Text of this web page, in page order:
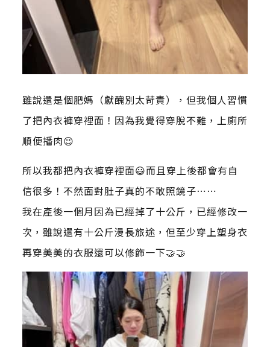
雖說還是個肥媽（獻醜別太苛責），但我個人習慣
了把內衣褲穿裡面！因為我覺得穿脫不難，上廁所
順便播肉😉
所以我都把內衣褲穿裡面😃而且穿上後都會有自
信很多！不然面對肚子真的不敢照鏡子⋯⋯
我在產後一個月因為已經掉了十公斤，已經修改一
次，雖說還有十公斤漫長旅途，但至少穿上塑身衣
再穿美美的衣服還可以修飾一下🤝🤝